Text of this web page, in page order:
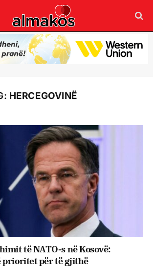
HERCEGOVINË
të NATO-s në Kosovë:
prioritet për të gjithë